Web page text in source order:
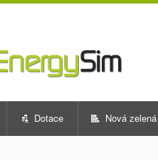
Dotace Nová